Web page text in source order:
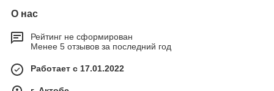
О нас
Рейтинг не сформирован
Менее 5 отзывов за последний год
Работает с 17.01.2022